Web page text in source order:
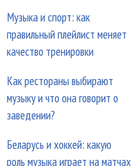
Музыка и спорт: как
правильный плейлист меняет
качество тренировки
Как рестораны выбирают
музыку и что она говорит о
заведении?
Беларусь и хоккей: какую
роль музыка играет на матчах